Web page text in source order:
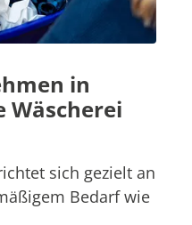
in
Wäscherei
sich gezielt an
Bedarf wie